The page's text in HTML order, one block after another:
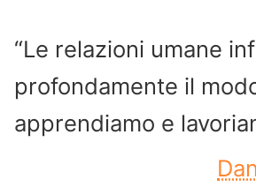
“Le relazioni umane
profondamente il
apprendiamo e